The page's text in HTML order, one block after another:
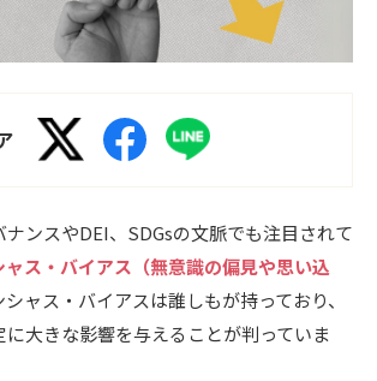
ナンスやDEI、SDGsの文脈でも注目されて
ャス・バイアス（無意識の偏見や思い込
ャス・バイアスは誰しもが持っており、
大きな影響を与えることが判っていま